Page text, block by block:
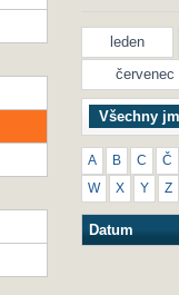
leden
červenec
Všechny
A B C Č
W X Y Z
Datum